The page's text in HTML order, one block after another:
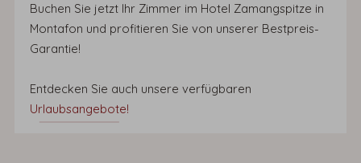
Buchen Sie jetzt Ihr Zimmer im Hotel Zamangspitze in
Montafon und profitieren Sie von unserer Bestpreis-
Garantie!
Entdecken Sie auch unsere verfügbaren
Urlaubsangebote!